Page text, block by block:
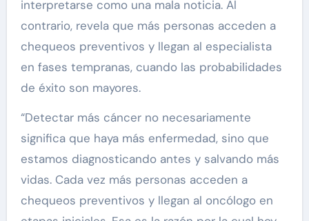
interpretarse como una mala noticia. Al
contrario, revela que más personas acceden a
chequeos preventivos y llegan al especialista
en fases tempranas, cuando las probabilidades
de éxito son mayores.
“Detectar más cáncer no necesariamente
significa que haya más enfermedad, sino que
estamos diagnosticando antes y salvando más
vidas. Cada vez más personas acceden a
chequeos preventivos y llegan al oncólogo en